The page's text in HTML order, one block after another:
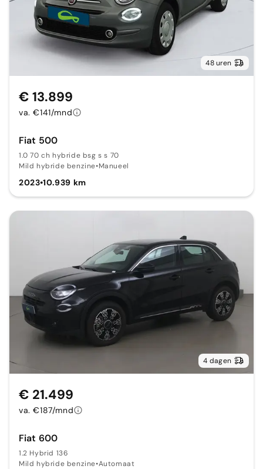
48 uren
Fiat 500
1.0 70 ch hybride bsg s s 70
Mild hybride benzine•Manueel
2023•10.939 km
€ 13.899
va. €141/mnd
4 dagen
Fiat 600
1.2 Hybrid 136
Mild hybride benzine•Automaat
€ 21.499
va. €187/mnd